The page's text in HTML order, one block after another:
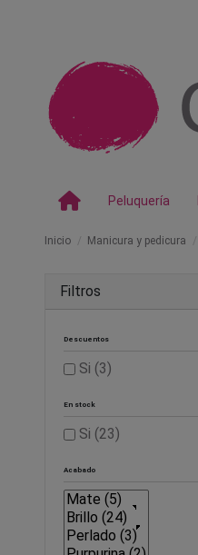
Peluquería
Inicio Manicura y pedicura
Filtros
Descuentos
Si (3)
En stock
Si (23)
Acabado